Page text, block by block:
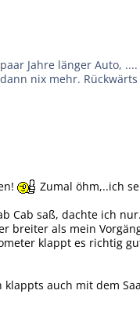
Jahre länger Auto,
nix mehr.
Zumal öhm,..ich
Cab saß, dachte ich
breiter als mein
klappt es richtig
auch mit dem